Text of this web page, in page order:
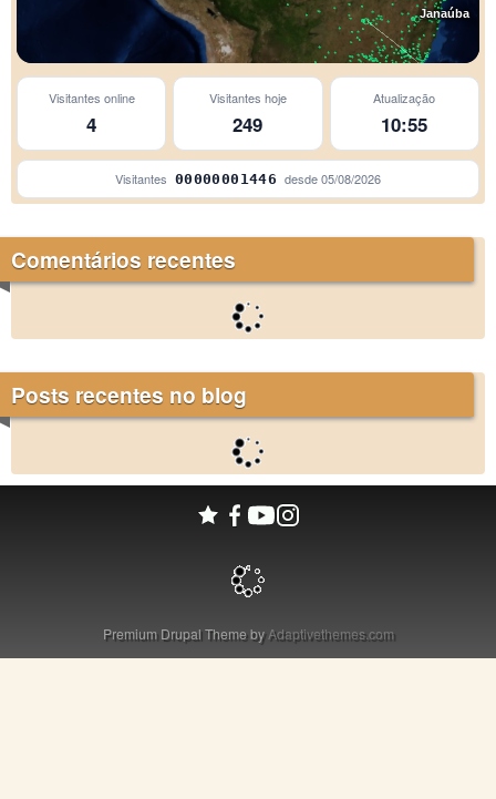
Janaúba
Visitantes online
4
Visitantes hoje
249
Atualização
10:55
Visitantes 00000001446 desde05/08/2026
Comentários recentes
Posts recentes no blog
Premium Drupal Theme byAdaptivethemes.com